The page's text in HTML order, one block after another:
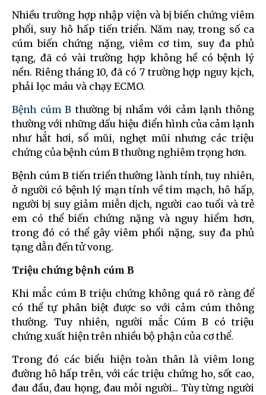
Nhiều trường hợp nhập viện và bị biến chứng viêm
phổi, suy hô hấp tiến triển. Năm nay, trong số ca
cúm biến chứng nặng, viêm cơ tim, suy đa phủ
tạng, đã có vài trường hợp không hề có bệnh lý
nền. Riêng tháng 10, đã có 7 trường hợp nguy kịch,
phải lọc máu và chạy ECMO.
Bệnh cúm B thường bị nhầm với cảm lạnh thông
thường với những dấu hiệu điển hình của cảm lạnh
như hắt hơi, sổ mũi, nghẹt mũi nhưng các triệu
chứng của bệnh cúm B thường nghiêm trọng hơn.
Bệnh cúm B tiến triển thường lành tính, tuy nhiên,
ở người có bệnh lý mạn tính về tim mạch, hô hấp,
người bị suy giảm miễn dịch, người cao tuổi và trẻ
em có thể biến chứng nặng và nguy hiểm hơn,
trong đó có thể gây viêm phổi nặng, suy đa phủ
tạng dẫn đến tử vong.
Triệu chứng bệnh cúm B
Khi mắc cúm B triệu chứng không quá rõ ràng để
có thể tự phân biệt được so với cảm cúm thông
thường. Tuy nhiên, người mắc Cúm B có triệu
chứng xuất hiện trên nhiều bộ phận của cơ thể.
Trong đó các biểu hiện toàn thân là viêm long
đường hô hấp trên, với các triệu chứng ho, sốt cao,
đau đầu, đau họng, đau mỏi người... Tùy từng người